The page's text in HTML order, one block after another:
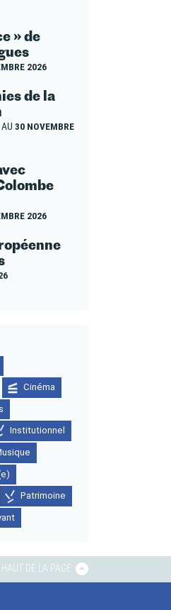
» de
2026
de la
AU 30 NOVEMBRE
2026
Cinéma
Institutionnel
Patrimoine
HAUT DE LA PAGE